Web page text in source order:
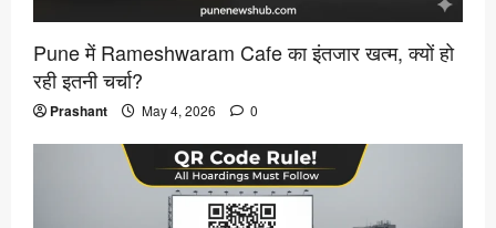
Pune में Rameshwaram Cafe का इंतजार खत्म, क्यों हो
रही इतनी चर्चा?
Prashant May 4, 2026 0